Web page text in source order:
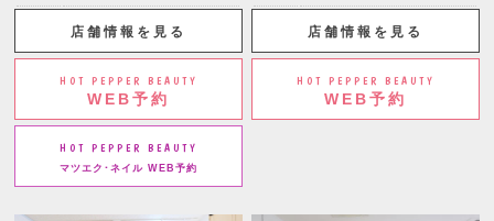
店舗情報を見る
HOT PEPPER BEAUTY
WEB予約
HOT PEPPER BEAUTY
マツエク･ネイル WEB予約
店舗情報を見る
HOT PEPPER BEAUTY
WEB予約